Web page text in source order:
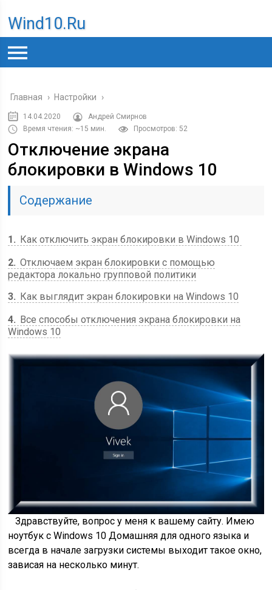
Wind10.ru
Главная › Настройки ›
14.04.2020
Андрей Смирнов
Время чтения: ~15 мин.
Просмотров: 52
Отключение экрана
блокировки в Windows 10
Содержание
1
Как отключить экран блокировки в Windows 10
2 Отключаем экран блокировки с помощью
редактора локально групповой политики
3
Как выглядит экран блокировки на Windows 10
4
Все способы отключения экрана блокировки на
Windows 10
Здравствуйте, вопрос у меня к вашему сайту. Имею
ноутбук с Windows 10 Домашняя для одного языка и
всегда в начале загрузки системы выходит такое окно,
зависая на несколько минут.